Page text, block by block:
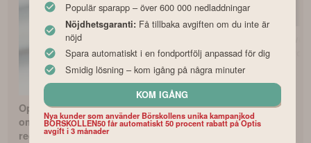
Opti fondrobot
omdöme och
recension
med lägst avgifter
bästa
Populär sparapp – över 600 000 nedladdningar
Nöjdhetsgaranti: Få tillbaka avgiften om du inte är
nöjd
Spara automatiskt i en fondportfölj anpassad för dig
Smidig lösning – kom igång på några minuter
KOM IGÅNG
Nya kunder som använder Börskollens unika kampanjkod
BORSKOLLEN50 får automatiskt 50 procent rabatt på Optis
avgift i 3 månader